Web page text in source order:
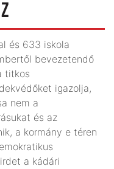
és 633 iskola
bevezetendő
titkos
igazolja,
nem a
és az
a kormány e téren
a kádári